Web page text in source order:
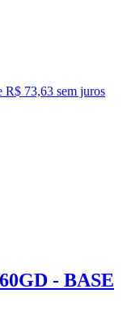
R$ 73,63 sem juros
- BASE